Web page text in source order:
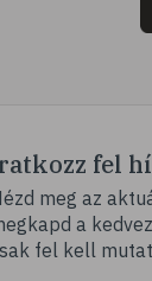
fel
meg az
a
fel kell